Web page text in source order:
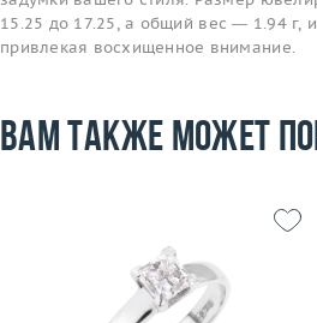
15.25 до 17.25, а общий вес — 1.94 г,
привлекая восхищенное внимание.
Вам также может